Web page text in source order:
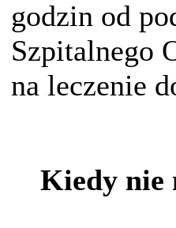
godzin od
Szpitalnego
na leczenie
Kiedy nie